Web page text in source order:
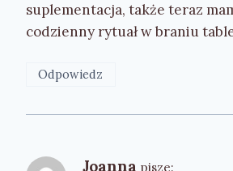
suplementacja, także teraz
codzienny rytuał w braniu
Odpowiedz
Joanna pisze: